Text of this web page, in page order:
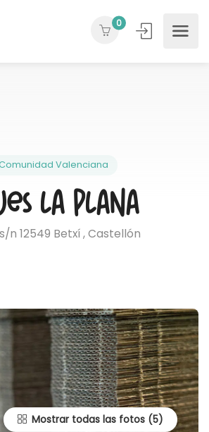
0
La Plana
s/n 12549 Betxí , Castellón
Mostrar todas las fotos